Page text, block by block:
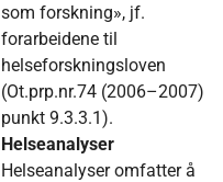
som forskning», jf.
forarbeidene til
helseforskningsloven
(Ot.prp.nr.74 (2006–2007)
punkt 9.3.3.1).
Helseanalyser
Helseanalyser omfatter å